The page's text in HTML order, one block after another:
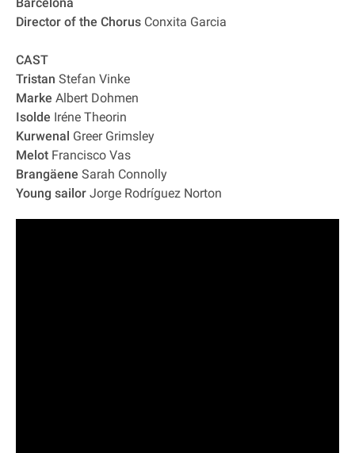
Director of the Chorus Conxita Garcia
CAST
Tristan Stefan Vinke
Marke Albert Dohmen
Isolde Iréne Theorin
Kurwenal Greer Grimsley
Melot Francisco Vas
Brangäene Sarah Connolly
Young sailor Jorge Rodríguez Norton